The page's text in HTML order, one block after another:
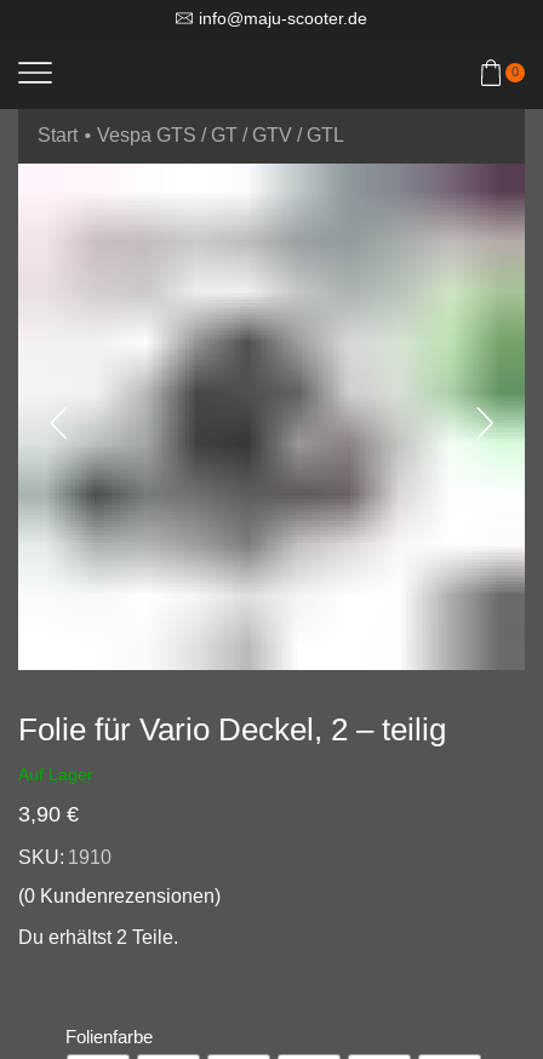
info@maju-scooter.de
0
Start • Vespa GTS / GT / GTV / GTL
Folie für Vario Deckel, 2 – teilig
Auf Lager
3,90 €
SKU: 1910
(0 Kundenrezensionen)
Du erhältst 2 Teile.
Folienfarbe